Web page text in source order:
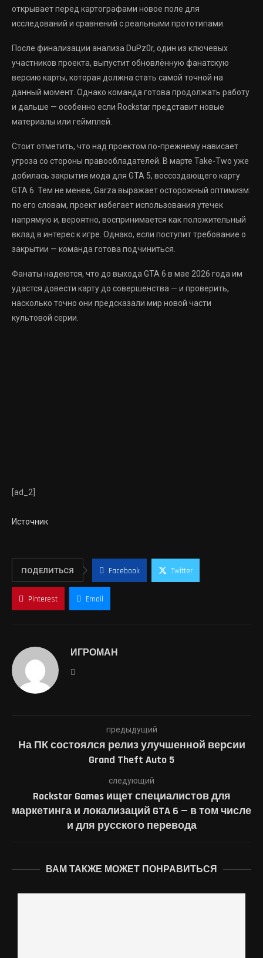
открывает перед картографами новое поле для
исследований и сравнений с реальными прототипами.
После финализации анализа DuPz0r, один из ключевых
участников проекта, выпустит обновлённую фанатскую
версию карты, которая должна стать самой точной на
данный момент. Однако команда готова продолжать работу
и дальше — особенно если Rockstar представит новые
материалы или геймплей.
Стоит отметить, что над проектом по-прежнему нависает
угроза со стороны правообладателей. В марте Take-Two уже
добилась закрытия мода для GTA 5, воссоздающего карту
GTA 6. Тем не менее, Garza выражает осторожный оптимизм:
по его словам, проект избегает использования утечек
напрямую и, вероятно, воспринимается как положительный
вклад в интерес к игре. Однако, если поступит требование о
закрытии — команда готова подчиниться.
Фанаты надеются, что до выхода GTA 6 в мае 2026 года им
удастся довести карту до совершенства — и проверить,
насколько точно они предсказали мир новой части
культовой серии.
[ad_2]
Источник
ПОДЕЛИТЬСЯ Facebook Twitter
Pinterest Email
ИГРОМАН
предыдущий
На ПК состоялся релиз улучшенной версии
Grand Theft Auto 5
следующий
Rockstar Games ищет специалистов для
маркетинга и локализаций GTA 6 — в том числе
и для русского перевода
ВАМ ТАКЖЕ МОЖЕТ ПОНРАВИТЬСЯ